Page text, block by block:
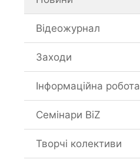
Відеожурнал
Заходи
Інформаційна робота
Семінари BiZ
Творчі колективи